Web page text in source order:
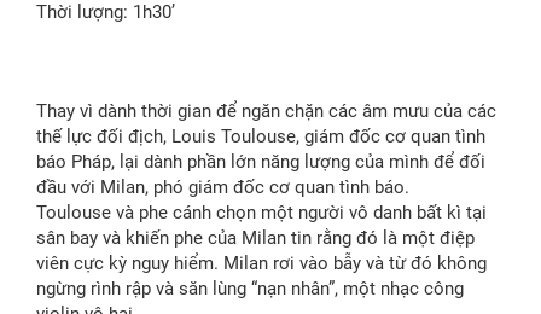
Thời lượng: 1h30’
Thay vì dành thời gian để ngăn chặn các âm mưu của các
thế lực đối địch, Louis Toulouse, giám đốc cơ quan tình
báo Pháp, lại dành phần lớn năng lượng của mình để đối
đầu với Milan, phó giám đốc cơ quan tình báo.
️Toulouse và phe cánh chọn một người vô danh bất kì tại
sân bay và khiến phe của Milan tin rằng đó là một điệp
viên cực kỳ nguy hiểm. Milan rơi vào bẫy và từ đó không
ngừng rình rập và săn lùng “nạn nhân”, một nhạc công